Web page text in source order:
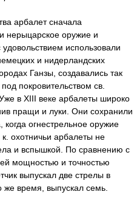
арбалет сначала
нерыцарское оружие и
использовали
и нидерландских
Ганзы, создавались так
покровительством св.
в XIII веке арбалеты широко
пращи и луки. Они сохранили
огнестрельное оружие
охотничьи арбалеты не
и вспышкой. По сравнению с
мощностью и точностью
выпускал две стрелы в
же время, выпускал семь.